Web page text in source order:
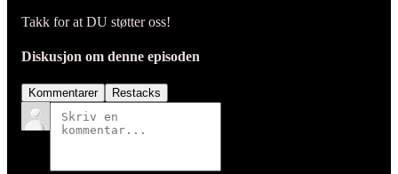
Takk for at DU støtter oss!
Diskusjon om denne episoden
Kommentarer Restacks